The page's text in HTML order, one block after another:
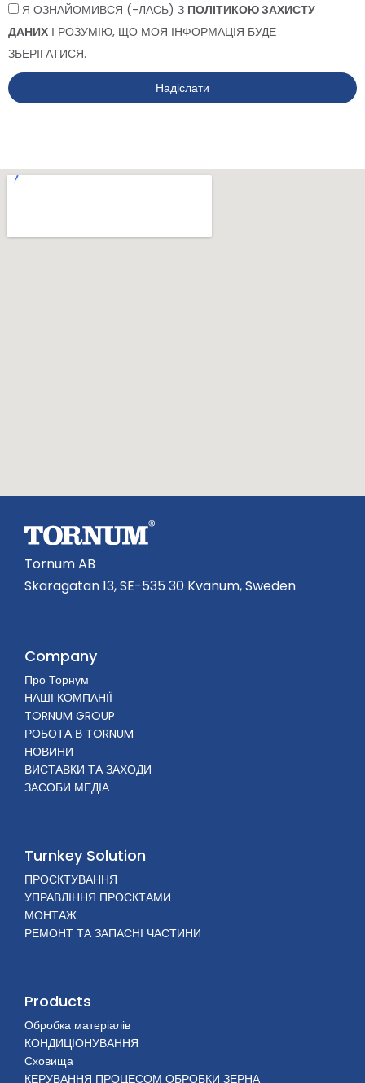
Я ОЗНАЙОМИВСЯ (-ЛАСЬ) З ПОЛІТИКОЮ ЗАХИСТУ
ДАНИХ І РОЗУМІЮ, ЩО МОЯ ІНФОРМАЦІЯ БУДЕ
ЗБЕРІГАТИСЯ.
Надіслати
Tornum AB
Skaragatan 13, SE-535 30 Kvänum, Sweden
Company
Про Торнум
НАШІ КОМПАНІЇ
TORNUM GROUP
РОБОТА В TORNUM
НОВИНИ
ВИСТАВКИ ТА ЗАХОДИ
ЗАСОБИ МЕДІА
Turnkey Solution
ПРОЄКТУВАННЯ
УПРАВЛІННЯ ПРОЄКТАМИ
МОНТАЖ
РЕМОНТ ТА ЗАПАСНІ ЧАСТИНИ
Products
Обробка матеріалів
КОНДИЦІОНУВАННЯ
Сховища
КЕРУВАННЯ ПРОЦЕСОМ ОБРОБКИ ЗЕРНА